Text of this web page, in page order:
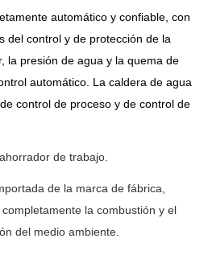
milímetro
milímetro
SMAW, SIERRA
de la boca: GTAW (TIG), SMAW
longitudinal de Shell: 100% RT,
UT
automático y confiable, con
del control y de protección de la
la presión de agua y la quema de
automático. La caldera de agua
control de proceso y de control de
de trabajo.
de la marca de fábrica,
la combustión y el
del medio ambiente.